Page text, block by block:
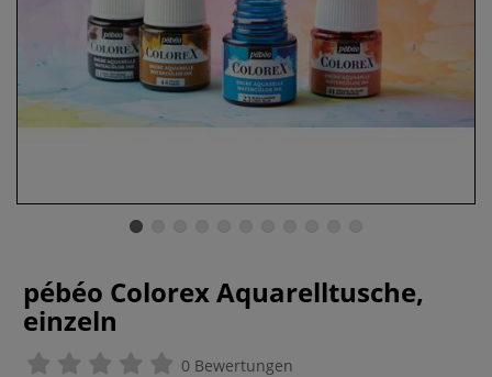
pébéo Colorex Aquarelltusche,
einzeln
0 Bewertungen